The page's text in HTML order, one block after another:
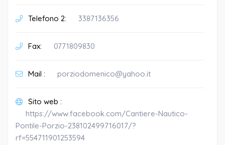
Telefono 2: 3387136356
Fax: 0771809830
Mail : porziodomenico@yahoo.it
Sito web :
https://www.facebook.com/Cantiere-Nautico-
Pontile-Porzio-238102499716017/?
rf=554711901253594